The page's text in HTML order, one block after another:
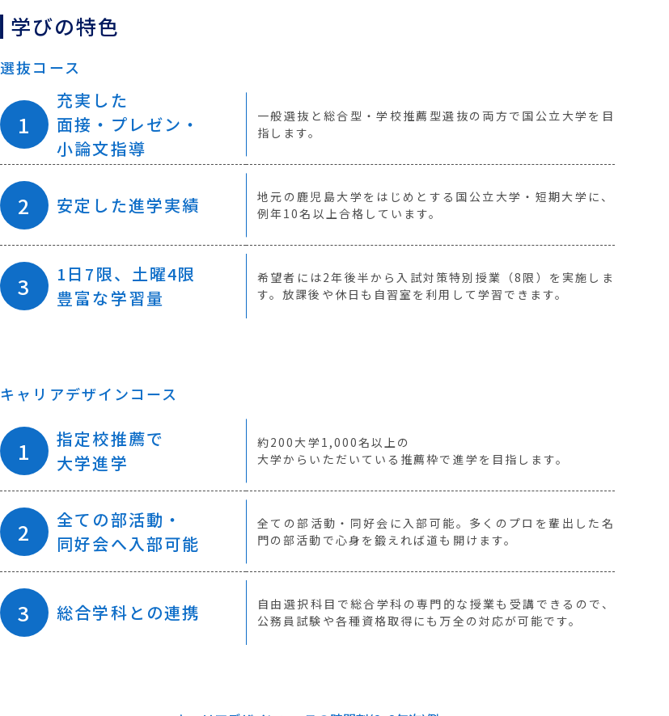
学びの特色
選抜コース
充実した
面接・プレゼン・
小論文指導
一般選抜と総合型・学校推薦型選抜の両方で国公立大学を目
指します。
安定した進学実績
地元の鹿児島大学をはじめとする国公立大学・短期大学に、
例年10名以上合格しています。
1日7限、土曜4限
豊富な学習量
希望者には2年後半から入試対策特別授業（8限）を実施しま
す。放課後や休日も自習室を利用して学習できます。
キャリアデザインコース
指定校推薦で
大学進学
約200大学1,000名以上の
大学からいただいている推薦枠で進学を目指します。
全ての部活動・
同好会へ入部可能
全ての部活動・同好会に入部可能。多くのプロを輩出した名
門の部活動で心身を鍛えれば道も開けます。
総合学科との連携
自由選択科目で総合学科の専門的な授業も受講できるので、
公務員試験や各種資格取得にも万全の対応が可能です。